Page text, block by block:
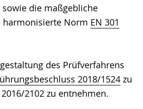
sowie die maßgebliche
harmonisierte Norm EN 301
des Prüfverfahrens
2018/1524 zu
2102 zu entnehmen.